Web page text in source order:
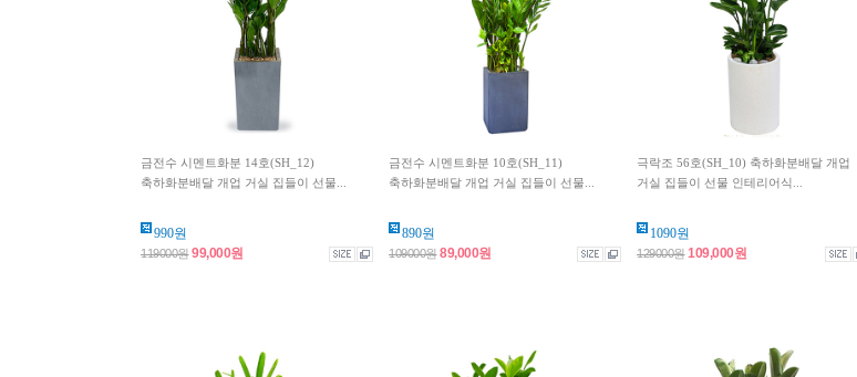
금전수 시멘트화분 14호(SH_12)
축하화분배달 개업 거실 집들이 선물...
990원
119000원99,000원
금전수 시멘트화분 10호(SH_11)
축하화분배달 개업 거실 집들이 선물...
890원
109000원89,000원
극락조 56호(SH_10) 축하화분배달 개업
거실 집들이 선물 인테리어식...
1090원
129000원109,000원